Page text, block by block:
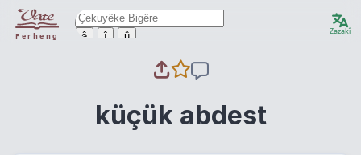
Ferheng ê î û Zazakî
küçük abdest